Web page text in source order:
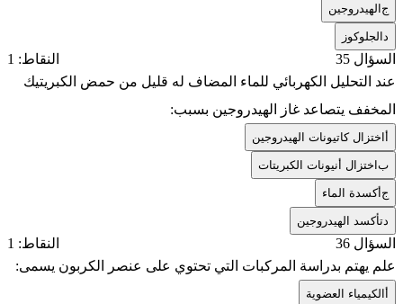
جالهيدروجين
الجلوكوز
السؤال 35
النقاط: 1
عند التحليل الكهربائي للماء المضاف له قليل من حمض الكبريتيك
المخفف يتصاعد غاز الهيدروجين بسبب:
اختزال كاتيونات الهيدروجين
باختزال أنيونات الكبريتات
جأكسدة الماء
تأكسد الهيدروجين
السؤال 36
النقاط: 1
علم يهتم بدراسة المركبات التي تحتوي على عنصر الكربون يسمى:
الكيمياء العضوية